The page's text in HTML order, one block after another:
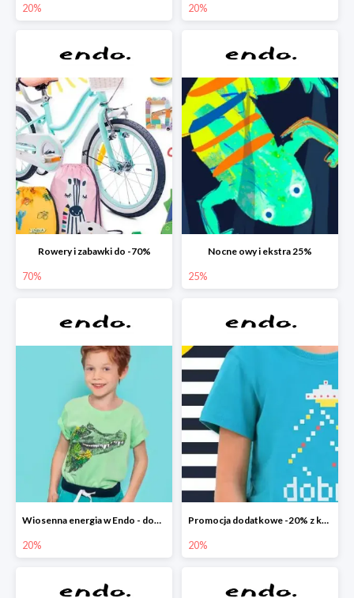
20% 20%
Rowery i zabawki do -70%
70%
Nocne owy i ekstra 25%
25%
Wiosenna energia w Endo - dodatkowe -20%
20%
Promocja dodatkowe -20% z kodem
20%